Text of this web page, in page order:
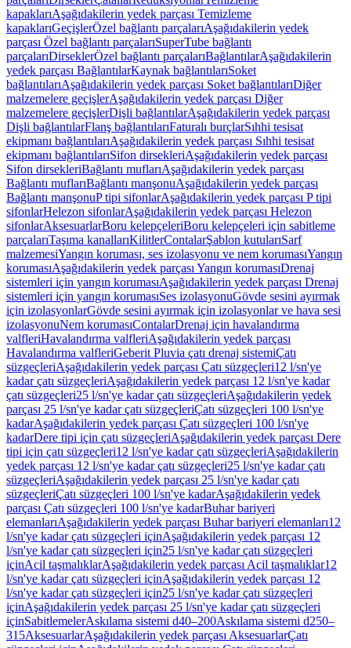
kapaklarıAşağıdakilerin yedek parçası Temizleme
kapaklarıGeçişlerÖzel bağlantı parçalarıAşağıdakilerin yedek
parçası Özel bağlantı parçalarıSuperTube bağlantı
parçalarıDirseklerÖzel bağlantı parçalarıBağlantılarAşağıdakilerin
yedek parçası BağlantılarKaynak bağlantılarıSoket
bağlantılarıAşağıdakilerin yedek parçası Soket bağlantılarıDiğer
malzemelere geçişlerAşağıdakilerin yedek parçası Diğer
malzemelere geçişlerDişli bağlantılarAşağıdakilerin yedek parçası
Dişli bağlantılarFlanş bağlantılarıFaturalı burçlarSıhhi tesisat
ekipmanı bağlantılarıAşağıdakilerin yedek parçası Sıhhi tesisat
ekipmanı bağlantılarıSifon dirsekleriAşağıdakilerin yedek parçası
Sifon dirsekleriBağlantı muflarıAşağıdakilerin yedek parçası
Bağlantı muflarıBağlantı manşonuAşağıdakilerin yedek parçası
Bağlantı manşonuP tipi sifonlarAşağıdakilerin yedek parçası P tipi
sifonlarHelezon sifonlarAşağıdakilerin yedek parçası Helezon
sifonlarAksesuarlarBoru kelepçeleriBoru kelepçeleri için sabitleme
parçalarıTaşıma kanallarıKilitlerContalarŞablon kutularıSarf
malzemesiYangın koruması, ses izolasyonu ve nem korumasıYangın
korumasıAşağıdakilerin yedek parçası Yangın korumasıDrenaj
sistemleri için yangın korumasıAşağıdakilerin yedek parçası Drenaj
sistemleri için yangın korumasıSes izolasyonuGövde sesini ayırmak
için izolasyonlarGövde sesini ayırmak için izolasyonlar ve hava sesi
izolasyonuNem korumasıContalarDrenaj için havalandırma
valfleriHavalandırma valfleriAşağıdakilerin yedek parçası
Havalandırma valfleriGeberit Pluvia çatı drenaj sistemiÇatı
süzgeçleriAşağıdakilerin yedek parçası Çatı süzgeçleri12 l/sn'ye
kadar çatı süzgeçleriAşağıdakilerin yedek parçası 12 l/sn'ye kadar
çatı süzgeçleri25 l/sn'ye kadar çatı süzgeçleriAşağıdakilerin yedek
parçası 25 l/sn'ye kadar çatı süzgeçleriÇatı süzgeçleri 100 l/sn'ye
kadarAşağıdakilerin yedek parçası Çatı süzgeçleri 100 l/sn'ye
kadarDere tipi için çatı süzgeçleriAşağıdakilerin yedek parçası Dere
tipi için çatı süzgeçleri12 l/sn'ye kadar çatı süzgeçleriAşağıdakilerin
yedek parçası 12 l/sn'ye kadar çatı süzgeçleri25 l/sn'ye kadar çatı
süzgeçleriAşağıdakilerin yedek parçası 25 l/sn'ye kadar çatı
süzgeçleriÇatı süzgeçleri 100 l/sn'ye kadarAşağıdakilerin yedek
parçası Çatı süzgeçleri 100 l/sn'ye kadarBuhar bariyeri
elemanlarıAşağıdakilerin yedek parçası Buhar bariyeri elemanları12
l/sn'ye kadar çatı süzgeçleri içinAşağıdakilerin yedek parçası 12
l/sn'ye kadar çatı süzgeçleri için25 l/sn'ye kadar çatı süzgeçleri
içinAcil taşmalıklarAşağıdakilerin yedek parçası Acil taşmalıklar12
l/sn'ye kadar çatı süzgeçleri içinAşağıdakilerin yedek parçası 12
l/sn'ye kadar çatı süzgeçleri için25 l/sn'ye kadar çatı süzgeçleri
içinAşağıdakilerin yedek parçası 25 l/sn'ye kadar çatı süzgeçleri
içinSabitlemelerAskılama sistemi d40–200Askılama sistemi d250–
315AksesuarlarAşağıdakilerin yedek parçası AksesuarlarÇatı